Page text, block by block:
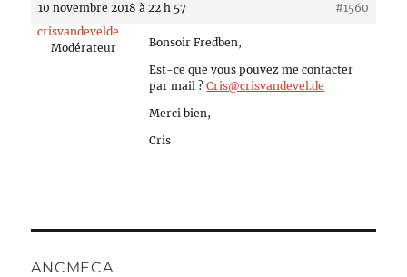
10 novembre 2018 à 22 h 57
#1560
crisvandevelde
Modérateur
Bonsoir Fredben,
Est-ce que vous pouvez me contacter
par mail ?Cris@crisvandevel.de
Merci bien,
Cris
ANCMECA